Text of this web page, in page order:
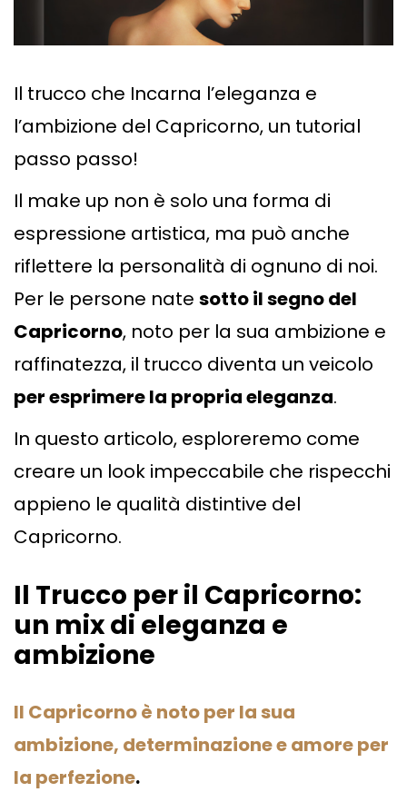
Il trucco che Incarna l’eleganza e
l’ambizione del Capricorno, un tutorial
passo passo!
Il make up non è solo una forma di
espressione artistica, ma può anche
riflettere la personalità di ognuno di noi.
Per le persone nate sotto il segno del
Capricorno, noto per la sua ambizione e
raffinatezza, il trucco diventa un veicolo
per esprimere la propria eleganza.
In questo articolo, esploreremo come
creare un look impeccabile che rispecchi
appieno le qualità distintive del
Capricorno.
Il Trucco per il Capricorno:
un mix di eleganza e
ambizione
Il Capricorno è noto per la sua
ambizione, determinazione e amore per
la perfezione.